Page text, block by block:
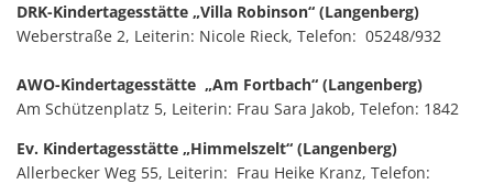
DRK-Kindertagesstätte „Villa Robinson“ (Langenberg)
Weberstraße 2, Leiterin: Nicole Rieck, Telefon: 05248/932
AWO-Kindertagesstätte „Am Fortbach“ (Langenberg)
Am Schützenplatz 5, Leiterin: Frau Sara Jakob, Telefon: 1842
Ev. Kindertagesstätte „Himmelszelt“ (Langenberg)
Allerbecker Weg 55, Leiterin: Frau Heike Kranz, Telefon: